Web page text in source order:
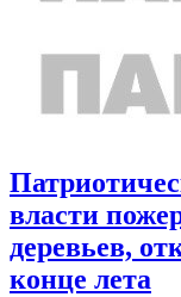
власти
деревьев,
конце лета